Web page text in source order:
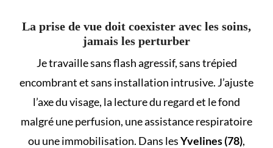
La prise de vue doit coexister avec les soins,
jamais les perturber
Je travaille sans flash agressif, sans trépied
encombrant et sans installation intrusive. J’ajuste
l’axe du visage, la lecture du regard et le fond
malgré une perfusion, une assistance respiratoire
ou une immobilisation. Dans lesYvelines (78),